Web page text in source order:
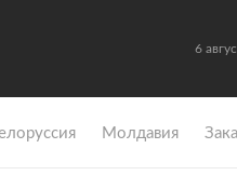
6
Молдавия